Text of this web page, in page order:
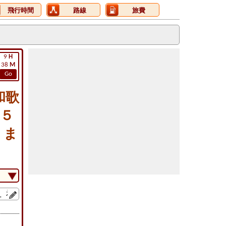
飛行時間 路線 旅費
9 H
38 M
Go
歌